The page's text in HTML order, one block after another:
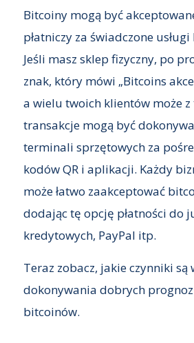
Bitcoiny mogą być
płatniczy za świadczone
Jeśli masz sklep fizyczny, po
znak, który mówi „Bitcoins
a wielu twoich klientów może z
transakcje mogą być
terminali sprzętowych za
kodów QR i aplikacji. Każdy
może łatwo zaakceptować
dodając tę opcję płatności do
kredytowych, PayPal itp.
Teraz zobacz, jakie czynniki są
dokonywania dobrych
bitcoinów.